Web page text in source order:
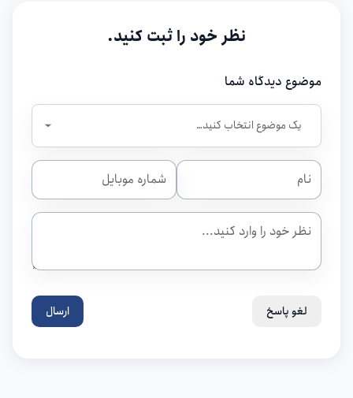
نظر خود را ثبت کنید.
موضوع دیدگاه شما
لغو پاسخ ارسال